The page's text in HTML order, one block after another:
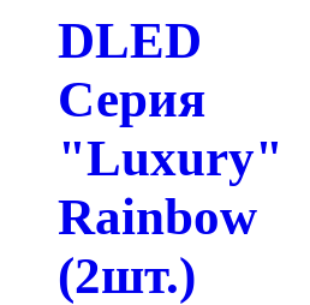
DLED
Серия
"Luxury"
Rainbow
(2шт.)